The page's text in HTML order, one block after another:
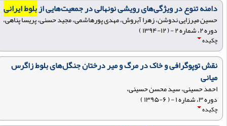
دامنه تنوع در ویژگی‌های رویشی نونهالی در جمعیت‌هایی ازبلوط ایرانی
حسین میرزایی ندوشن، زهرا آبروش، مهدی پورهاشمی، مجید حسنی، پریسا پناهی،
دوره ۲، شماره ۲ - ( ۱۲-۱۳۹۴ )
چکیده
نقش توپوگرافی و خاک در مرگ و میر درختان جنگل‌های بلوط زاگرس
میانی
احمد حسینی، سید محسن حسینی،
دوره ۳، شماره ۱ - ( ۶-۱۳۹۵ )
چکیده